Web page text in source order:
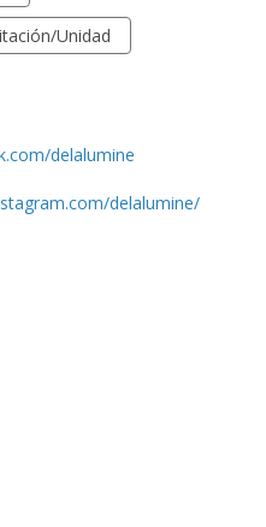
unidad
delalumine
delalumine/